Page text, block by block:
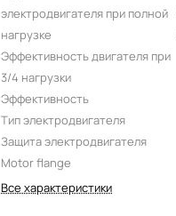
электродвигателя при полной
нагрузке
Эффективность двигателя при
3/4 нагрузки
Эффективность
Тип электродвигателя
Защита электродвигателя
Motor flange
Все характеристики